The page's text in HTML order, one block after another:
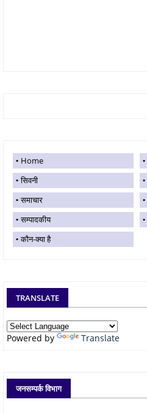
Home
सिवनी
समाचार
सम्पादकीय
कौन-क्या है
TRANSLATE
Powered by Translate
जनसम्पर्क विभाग